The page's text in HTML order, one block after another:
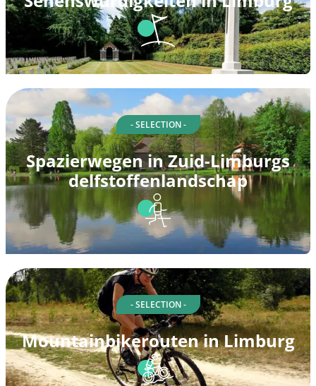
- SELECTION -
Spazierwegen in Zuid-Limburgs
delfstoffenlandschap
- SELECTION -
Mountainbikerouten in Limburg